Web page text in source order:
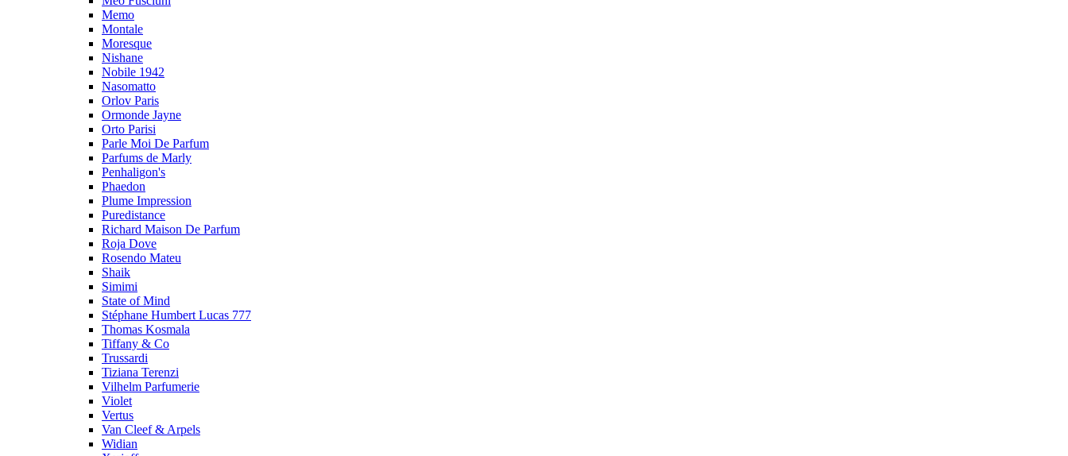
Memo
Montale
Moresque
Nishane
Nobile 1942
Nasomatto
Orlov Paris
Ormonde Jayne
Orto Parisi
Parle Moi De Parfum
Parfums de Marly
Penhaligon's
Phaedon
Plume Impression
Puredistance
Richard Maison De Parfum
Roja Dove
Rosendo Mateu
Shaik
Simimi
State of Mind
Stéphane Humbert Lucas 777
Thomas Kosmala
Tiffany & Co
Trussardi
Tiziana Terenzi
Vilhelm Parfumerie
Violet
Vertus
Van Cleef & Arpels
Widian